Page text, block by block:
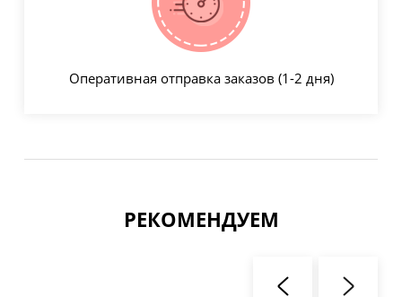
Оперативная отправка заказов (1-2 дня)
РЕКОМЕНДУЕМ